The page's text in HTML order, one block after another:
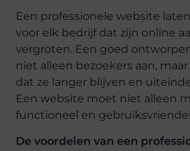
Een professionele website
voor elk bedrijf dat zijn online
vergroten. Een goed
niet alleen bezoekers aan,
dat ze langer blijven en
Een website moet niet alleen
functioneel en
De voordelen van een